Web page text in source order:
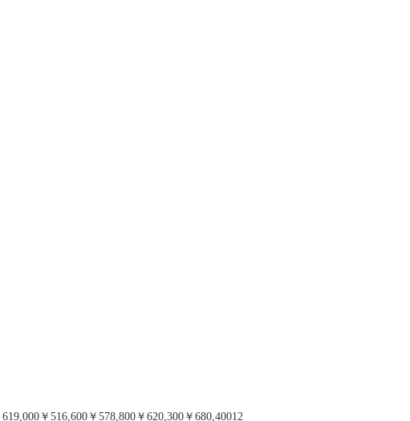
￥516,600￥578,800￥620,300￥680,40012